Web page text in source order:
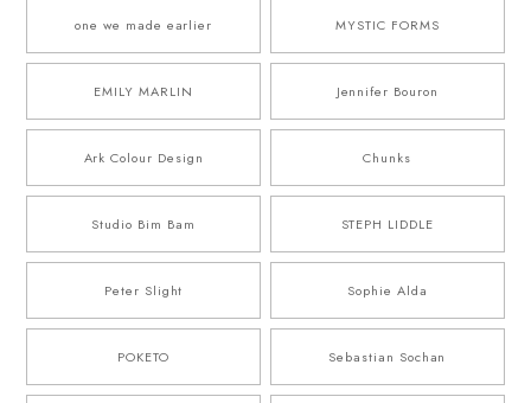
one we made earlier MYSTIC FORMS
EMILY MARLIN Jennifer Bouron
Ark Colour Design Chunks
Studio Bim Bam STEPH LIDDLE
Peter Slight Sophie Alda
POKETO Sebastian Sochan